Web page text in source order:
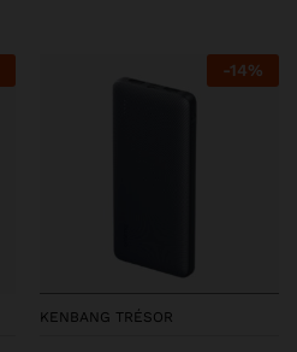
-14%
KENBANG TRÉSOR